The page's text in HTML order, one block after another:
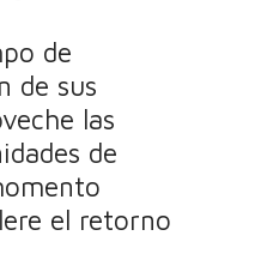
de
de sus
las
de
el retorno